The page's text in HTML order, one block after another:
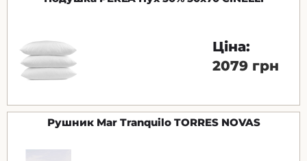
Ціна:
2079 грн
Рушник Mar Tranquilo TORRES NOVAS